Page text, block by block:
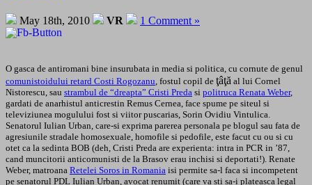
May 18th, 2010 VR 1 Comment »
O gasca de antiromani bine insurubata in media si politica, cu cornute de genul
comunistoidului retard Costi Rogozanu, fostul copil de ţâţă al lui Cornel
Nistorescu, sau strambul de “dreapta” Cristi Preda si politruca Renata Weber,
gardati de anarhistul anticrestin Remus Cernea, face spume pe siteul si
televiziunea mogulului fost si viitor puscarias, Sorin Ovidiu Vintulica.
Senatorul Iulian Urban, care-si exprima parerea personala pe blogul sau fata de
agresiunile stradale homosexuale, homofile si pedofile, este facut cu ou si cu
otet ca la sedinta BOB (deh, Cristi Preda are experienta: intra in PCR in ’87,
cand muncitorii anticomunisti de la Brasov erau inchisi si deportati!). Renate
Weber, matroana Retelei Soros in Romania isi permite sa-l faca si incompetent
pe senatorul PDL Iulian Urban, avocat renumit (care va sti sa-i plateasca legal